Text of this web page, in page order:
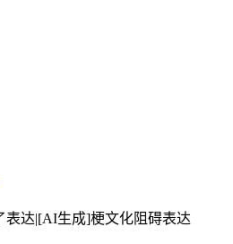
达|[AI生成]梗文化阻碍表达